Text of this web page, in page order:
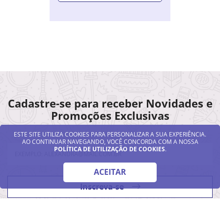
ESTE SITE UTILIZA COOKIES PARA PERSONALIZAR A SUA EXPERIÊNCIA.
AO CONTINUAR NAVEGANDO, VOCÊ CONCORDA COM A NOSSA
POLÍTICA DE UTILIZAÇÃO DE COOKIES.
ACEITAR
COMPRE JUNTO
COMPRAR